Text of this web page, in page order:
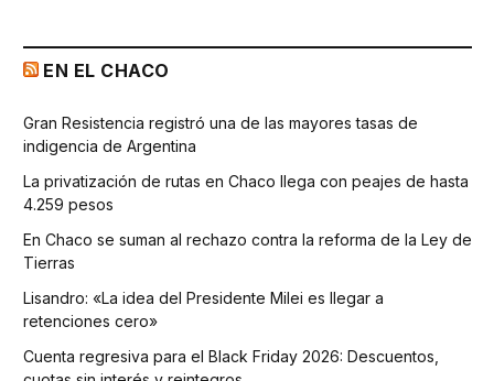
EN EL CHACO
Gran Resistencia registró una de las mayores tasas de
indigencia de Argentina
La privatización de rutas en Chaco llega con peajes de hasta
4.259 pesos
En Chaco se suman al rechazo contra la reforma de la Ley de
Tierras
Lisandro: «La idea del Presidente Milei es llegar a
retenciones cero»
Cuenta regresiva para el Black Friday 2026: Descuentos,